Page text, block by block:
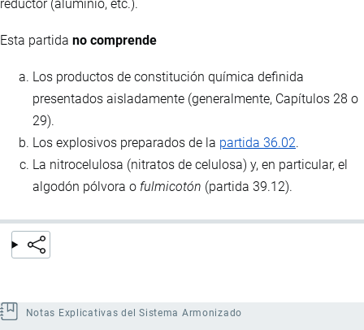
reductor (aluminio, etc.).
Esta partida no comprende
Los productos de constitución química definida
presentados aisladamente (generalmente, Capítulos 28 o
29).
Los explosivos preparados de la partida 36.02.
La nitrocelulosa (nitratos de celulosa) y, en particular, el
algodón pólvora o fulmicotón (partida 39.12).
Notas Explicativas del Sistema Armonizado